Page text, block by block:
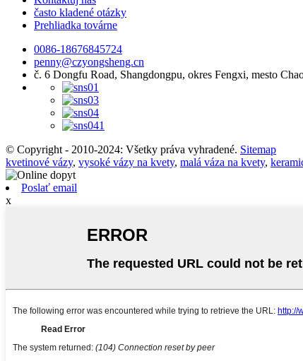
často kladené otázky
Prehliadka továrne
0086-18676845724
penny@czyongsheng.cn
č. 6 Dongfu Road, Shangdongpu, okres Fengxi, mesto
© Copyright - 2010-2024: Všetky práva vyhradené. Sitemap
kvetinové vázy, vysoké vázy na kvety, malá váza na kvety,
Poslať email
x